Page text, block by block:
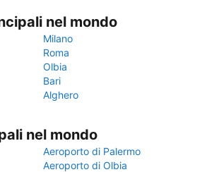
nel mondo
Milano
Roma
Olbia
Bari
Alghero
nel mondo
Aeroporto di Palermo
Aeroporto di Olbia